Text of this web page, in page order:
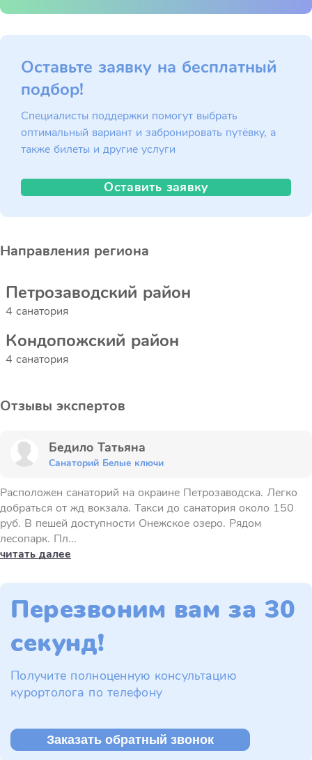
Оставьте заявку на бесплатный
подбор!
Специалисты поддержки помогут выбрать
оптимальный вариант и забронировать путёвку, а
также билеты и другие услуги
Оставить заявку
Направления региона
Петрозаводский район
4 санатория
Кондопожский район
4 санатория
Отзывы экспертов
Бедило Татьяна
Санаторий Белые ключи
Расположен санаторий на окраине Петрозаводска. Легко
добраться от жд вокзала. Такси до санатория около 150
руб. В пешей доступности Онежское озеро. Рядом
лесопарк. Пл...
читать далее
Перезвоним вам за 30
секунд!
Получите полноценную консультацию
курортолога по телефону
Заказать обратный звонок